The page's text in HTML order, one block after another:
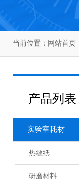
当前位置： 网站首页
产品列表
实验室耗材
热敏纸
研磨材料